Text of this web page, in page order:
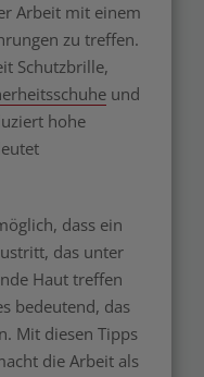
Arbeit mit einem
zu treffen.
Schutzbrille,
und
hohe
dass ein
das unter
Haut treffen
bedeutend, das
Mit diesen Tipps
die Arbeit als